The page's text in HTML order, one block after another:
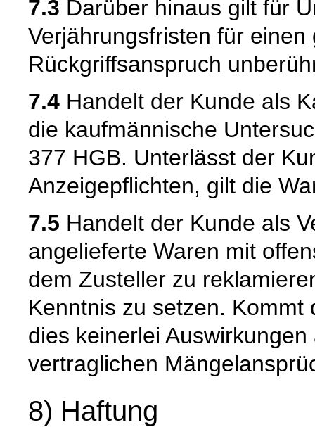
7.3 Darüber hinaus gilt für
Verjährungsfristen für
Rückgriffsanspruch
7.4 Handelt der Kunde als
die kaufmännische
377 HGB. Unterlässt der
Anzeigepflichten, gilt die
7.5 Handelt der Kunde als
angelieferte Waren mit
dem Zusteller zu
Kenntnis zu setzen.
dies keinerlei
vertraglichen
8) Haftung